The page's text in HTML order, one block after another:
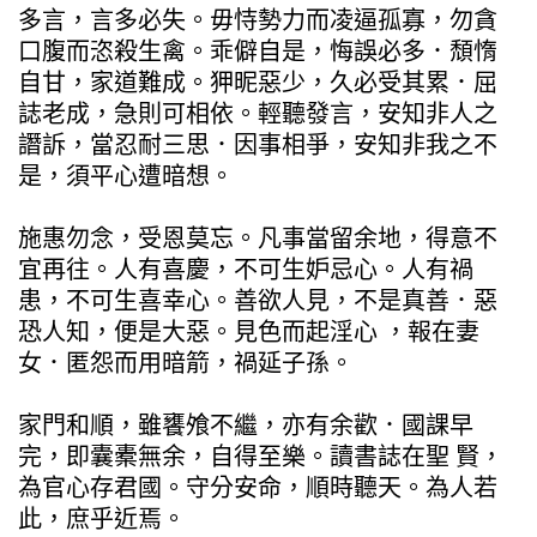
多言，言多必失。毋恃勢力而凌逼孤寡，勿貪
口腹而恣殺生禽。乖僻自是，悔誤必多．頹惰
自甘，家道難成。狎昵惡少，久必受其累．屈
誌老成，急則可相依。輕聽發言，安知非人之
譖訴，當忍耐三思．因事相爭，安知非我之不
是，須平心遭暗想。
施惠勿念，受恩莫忘。凡事當留余地，得意不
宜再往。人有喜慶，不可生妒忌心。人有禍
患，不可生喜幸心。善欲人見，不是真善．惡
恐人知，便是大惡。見色而起淫心 ，報在妻
女．匿怨而用暗箭，禍延子孫。
家門和順，雖饔飧不繼，亦有余歡．國課早
完，即囊橐無余，自得至樂。讀書誌在聖 賢，
為官心存君國。守分安命，順時聽天。為人若
此，庶乎近焉。